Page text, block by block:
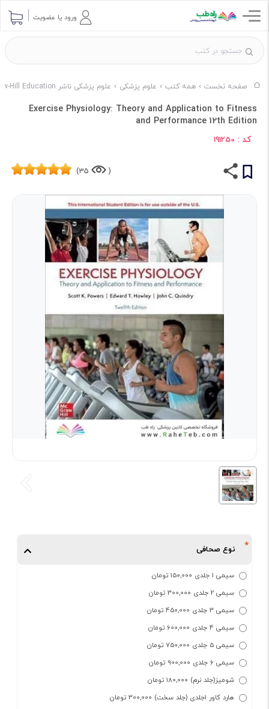
ورود یا عضویت
صفحه نخست همه کتب علوم پزشکی علوم پزشکی ناشر McGraw-Hill Education
Exercise Physiology: Theory and Application to Fitness
and Performance 12th Edition
کد : 191250
(
35)
نوع صحافی
سیمی 1 جلدی 150,000 تومان
سیمی 2 جلدی 300,000 تومان
سیمی 3 جلدی 450,000 تومان
سیمی 4 جلدی 600,000 تومان
سیمی 5 جلدی 750,000 تومان
سیمی 6 جلدی 900,000 تومان
شومیز(جلد نرم) 180,000 تومان
هارد کاور 1جلدی (جلد سخت) 300,000 تومان